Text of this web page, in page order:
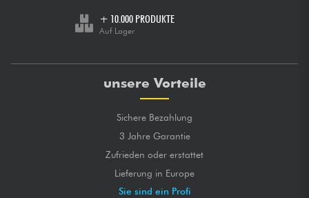
+ 10.000 PRODUKTE
Auf Lager
unsere Vorteile
Sichere Bezahlung
3 Jahre Garantie
Zufrieden oder erstattet
Lieferung in Europe
Sie sind ein Profi